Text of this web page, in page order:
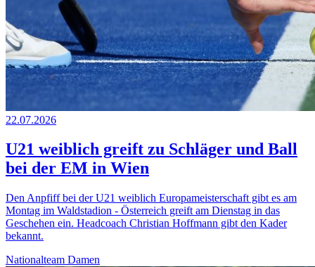
22.07.2026
U21 weiblich greift zu Schläger und Ball
bei der EM in Wien
Den Anpfiff bei der U21 weiblich Europameisterschaft gibt es am
Montag im Waldstadion - Österreich greift am Dienstag in das
Geschehen ein. Headcoach Christian Hoffmann gibt den Kader
bekannt.
Nationalteam Damen